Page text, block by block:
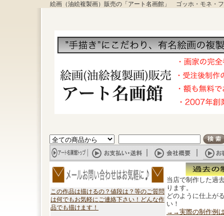
絵画（油絵複製画）販売の「アート名画館」 ゴッホ・モネ・
この作品は描けるの？値段は？等のご質問
は何でもお気軽にご連絡下さい！どんな作
品でも描けます！
当店で制作した過
ります。
どのように仕上が
い！
→→実際の制作例